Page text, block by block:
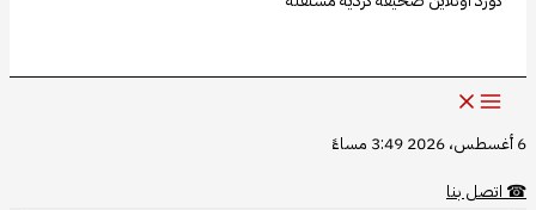
6 أغسطس، 2026 3:49 مساءً
☎اتصل بنا